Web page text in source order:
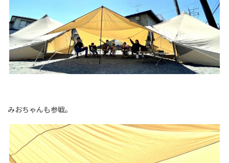
みおちゃんも参戦。